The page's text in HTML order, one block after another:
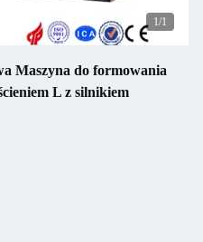
1/1
Maszyna do formowania
L z silnikiem